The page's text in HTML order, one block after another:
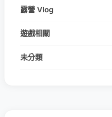
露營 Vlog
遊戲相關
未分類